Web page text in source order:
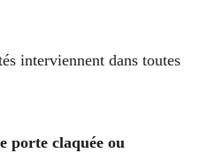
interviennent dans toutes
porte claquée ou